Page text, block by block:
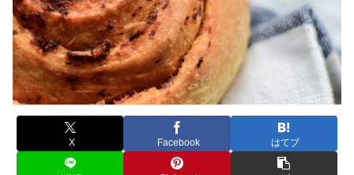
X Facebook はてブ